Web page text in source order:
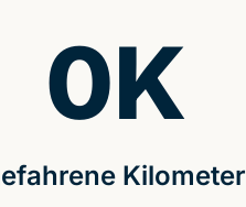
Kilometer
0K